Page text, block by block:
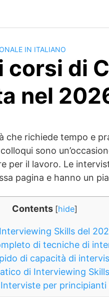
IN ITALIANO
corsi di
nel
che richiede tempo e
sono
per il lavoro. Le
pagina e hanno un
Contents [hide]
Skills del
di tecniche di
di capacità di
di Interviewing
per principianti